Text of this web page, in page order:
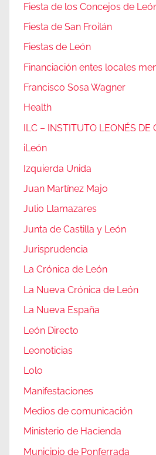
Fiesta de los Concejos de
Fiesta de San Froilán
Fiestas de León
Financiación entes locales
Francisco Sosa Wagner
Health
ILC – INSTITUTO LEONÉS DE
iLeón
Izquierda Unida
Juan Martínez Majo
Julio Llamazares
Junta de Castilla y León
Jurisprudencia
La Crónica de León
La Nueva Crónica de León
La Nueva España
León Directo
Leonoticias
Lolo
Manifestaciones
Medios de comunicación
Ministerio de Hacienda
Municipio de Ponferrada